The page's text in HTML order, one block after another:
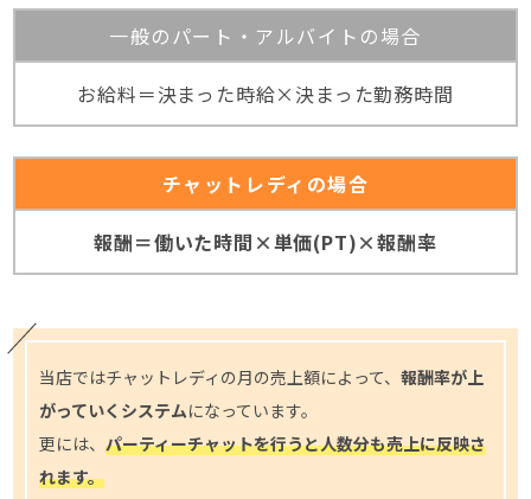
チャットレディの場合
報酬＝働いた時間×単価(PT)×報酬率
一般のパート・アルバイトの場合
お給料＝決まった時給×決まった勤務時間
当店ではチャットレディの月の売上額によって、報酬率が上
がっていくシステムになっています。
更には、パーティーチャットを行うと人数分も売上に反映さ
れます。